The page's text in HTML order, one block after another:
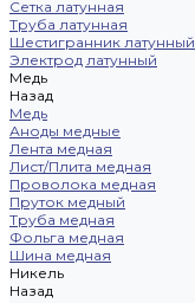
Сетка латунная
Труба латунная
Шестигранник латунный
Электрод латунный
Медь
Назад
Медь
Аноды медные
Лента медная
Лист/Плита медная
Проволока медная
Пруток медный
Труба медная
Фольга медная
Шина медная
Никель
Назад